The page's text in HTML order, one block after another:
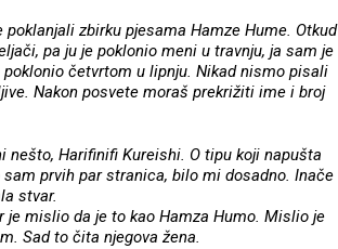
zbirku pjesama Hamze Hume. Otkud
pa ju je poklonio meni u travnju, ja sam je
četvrtom u lipnju. Nikad nismo pisali
Nakon posvete moraš prekrižiti ime i broj
nešto, Harifinifi Kureishi. O tipu koji napušta
prvih par stranica, bilo mi dosadno. Inače
stvar.
mislio da je to kao Hamza Humo. Mislio je
Sad to čita njegova žena.